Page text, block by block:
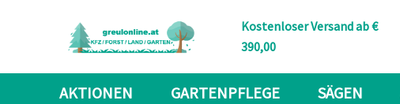
Kostenloser Versand ab €
390,00
AKTIONEN GARTENPFLEGE SÄGEN